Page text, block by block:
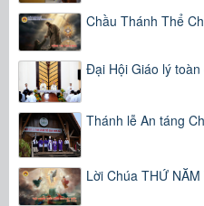
Chầu Thánh Thể
Đại Hội Giáo lý
Thánh lễ An táng
Lời Chúa THỨ